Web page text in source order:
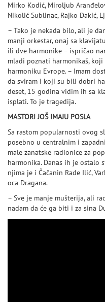
Mirko Kodić, Miroljub
Nikolić Sublinac, Rajko Dakić,
– Tako je nekada bilo, ali je
manji orkestar, onaj sa
ili dve harmonike – ispričao
mladi poznati harmonikaš,
harmoniku Evrope. – Imam
da sviram i koji su bili dobri
deset, 15 godina vidim ih sa
isplati. To je tragedija.
MASTORI JOŠ IMAJU POSLA
Sa rastom popularnosti ovog
posebno u centralnim i
male zanatske radionice za
harmonika. Danas ih je ostalo
njima je i Čačanin Rade Ilić,
oca Dragana.
– Sve je manje mušterija, ali
nadam da će ga biti i za sina